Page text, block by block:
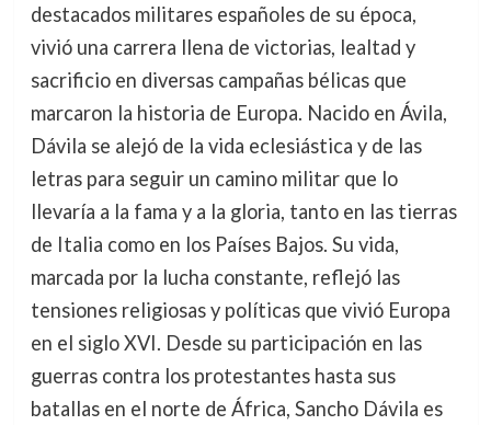
destacados militares españoles de su época,
vivió una carrera llena de victorias, lealtad y
sacrificio en diversas campañas bélicas que
marcaron la historia de Europa. Nacido en Ávila,
Dávila se alejó de la vida eclesiástica y de las
letras para seguir un camino militar que lo
llevaría a la fama y a la gloria, tanto en las tierras
de Italia como en los Países Bajos. Su vida,
marcada por la lucha constante, reflejó las
tensiones religiosas y políticas que vivió Europa
en el siglo XVI. Desde su participación en las
guerras contra los protestantes hasta sus
batallas en el norte de África, Sancho Dávila es